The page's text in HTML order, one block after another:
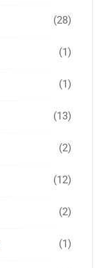
(28)
(1)
(1)
(13)
(2)
(12)
(2)
(1)